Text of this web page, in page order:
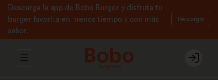
Descarga la app de Bobo Burger y disfruta tu
burger favorita en menos tiempo y con más
sabor.
Descargar
Abrir menu de navegación Login